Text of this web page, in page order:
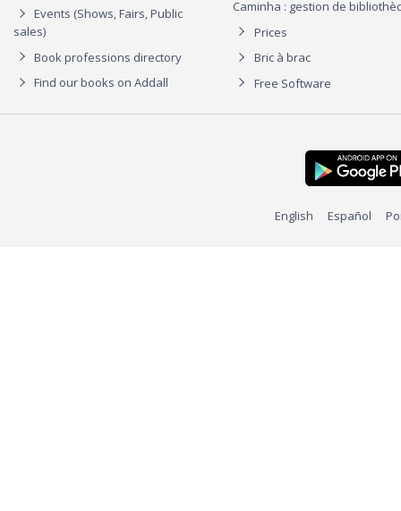
Events (Shows, Fairs, Public
sales)
Book professions directory
Find our books on Addall
Caminha : gestion de
Prices
Bric à brac
Free Software
English Español